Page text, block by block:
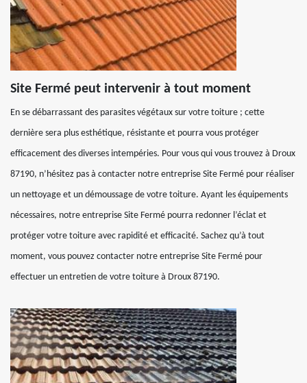
Site Fermé peut intervenir à tout moment
En se débarrassant des parasites végétaux sur votre toiture ; cette
dernière sera plus esthétique, résistante et pourra vous protéger
efficacement des diverses intempéries. Pour vous qui vous trouvez à Droux
87190, n’hésitez pas à contacter notre entreprise Site Fermé pour réaliser
un nettoyage et un démoussage de votre toiture. Ayant les équipements
nécessaires, notre entreprise Site Fermé pourra redonner l’éclat et
protéger votre toiture avec rapidité et efficacité. Sachez qu’à tout
moment, vous pouvez contacter notre entreprise Site Fermé pour
effectuer un entretien de votre toiture à Droux 87190.